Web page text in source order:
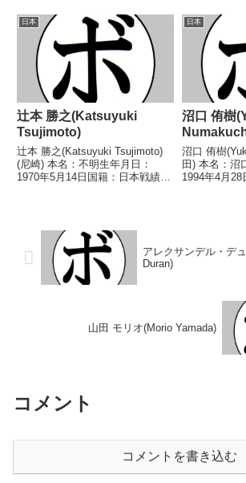
敗 【獲得タイトル】なし 【戦
歴】1966/09/17 ○2RKO 真田
幸直(京浜川崎)196...
ル】なし【
○4RKO 武藤
ダ)1999/0...
日本
辻本 勝之(Katsuyuki
Tsujimoto)
辻本 勝之(Katsuyuki Tsujimoto)
(尼崎) 本名：不明生年月日：
1970年5月14日国籍：日本戦績：
川)1991/08/07...
日本
沼口 侑樹
沼口 侑樹
田) 本名：沼
1994年4月28
アレクサンデル・デ
Duran)
山田 モリオ(Morio Yamada)
コメント
コメントを書き込む